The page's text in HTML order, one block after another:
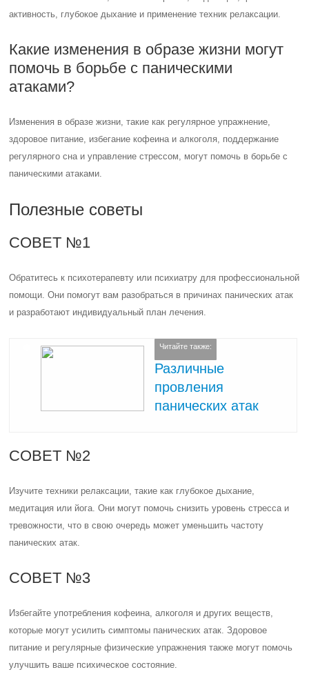
активность, глубокое дыхание и применение техник релаксации.
Какие изменения в образе жизни могут
помочь в борьбе с паническими
атаками?
Изменения в образе жизни, такие как регулярное упражнение,
здоровое питание, избегание кофеина и алкоголя, поддержание
регулярного сна и управление стрессом, могут помочь в борьбе с
паническими атаками.
Полезные советы
СОВЕТ №1
Обратитесь к психотерапевту или психиатру для профессиональной
помощи. Они помогут вам разобраться в причинах панических атак
и разработают индивидуальный план лечения.
Читайте также:
Различные
провления
панических атак
СОВЕТ №2
Изучите техники релаксации, такие как глубокое дыхание,
медитация или йога. Они могут помочь снизить уровень стресса и
тревожности, что в свою очередь может уменьшить частоту
панических атак.
СОВЕТ №3
Избегайте употребления кофеина, алкоголя и других веществ,
которые могут усилить симптомы панических атак. Здоровое
питание и регулярные физические упражнения также могут помочь
улучшить ваше психическое состояние.